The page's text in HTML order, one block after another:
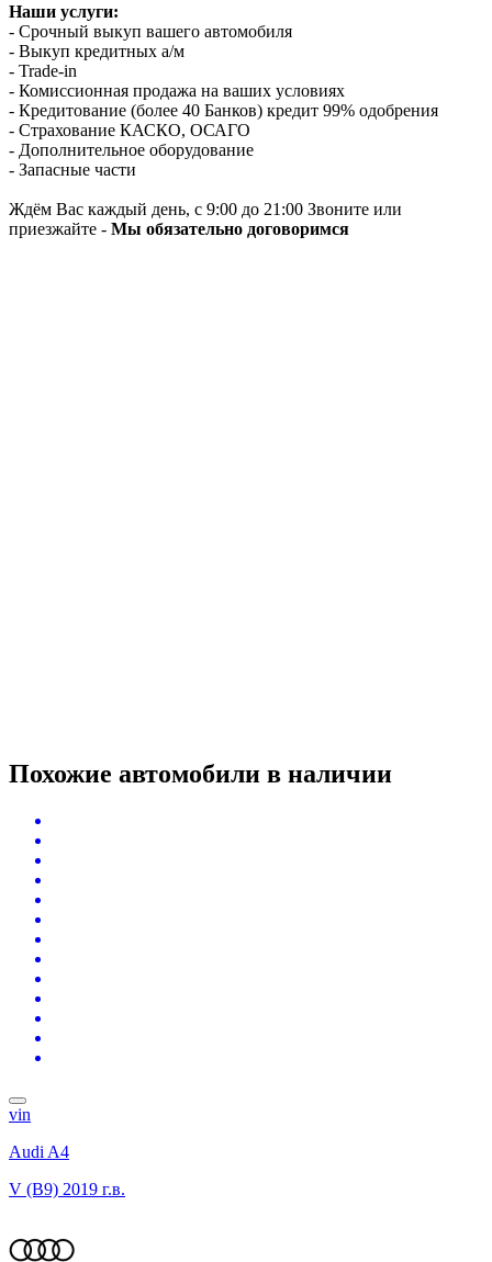
Наши услуги:
- Срочный выкуп вашего автомобиля
- Выкуп кредитных а/м
- Trade-in
- Комиссионная продажа на ваших условиях
- Кредитование (более 40 Банков) кредит 99% одобрения
- Страхование КАСКО, ОСАГО
- Дополнительное оборудование
- Запасные части
Ждём Вас каждый день, с 9:00 до 21:00 Звоните или
приезжайте - Мы обязательно договоримся
Похожие автомобили в наличии
vin
Audi A4
V (B9) 2019 г.в.